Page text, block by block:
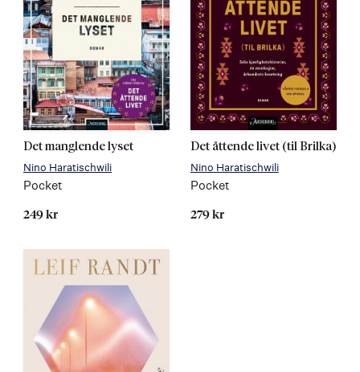
Det manglende lyset
Nino Haratischwili
Pocket
249 kr
Det åttende livet (til Brilka)
Nino Haratischwili
Pocket
279 kr